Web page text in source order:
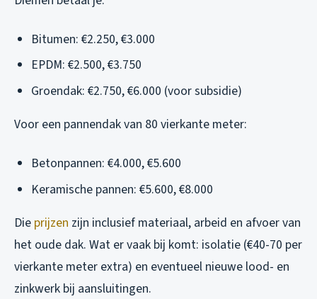
Bitumen: €2.250, €3.000
EPDM: €2.500, €3.750
Groendak: €2.750, €6.000 (voor subsidie)
Voor een pannendak van 80 vierkante meter:
Betonpannen: €4.000, €5.600
Keramische pannen: €5.600, €8.000
Die prijzen zijn inclusief materiaal, arbeid en afvoer van
het oude dak. Wat er vaak bij komt: isolatie (€40-70 per
vierkante meter extra) en eventueel nieuwe lood- en
zinkwerk bij aansluitingen.